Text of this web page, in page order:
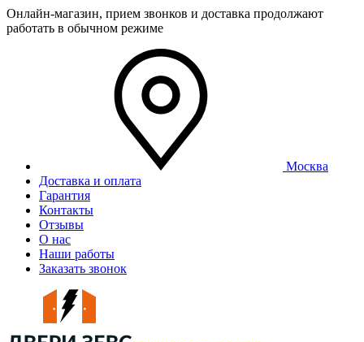
Онлайн-магазин, прием звонков и доставка продолжают
работать в обычном режиме
Москва
Доставка и оплата
Гарантия
Контакты
Отзывы
О нас
Наши работы
Заказать звонок